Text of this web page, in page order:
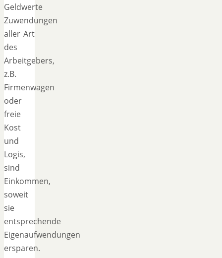
Geldwerte
Zuwendungen
aller Art
des
Arbeitgebers,
z.B.
Firmenwagen
oder
freie
Kost
und
Logis,
sind
Einkommen,
soweit
sie
entsprechende
Eigenaufwendungen
ersparen.